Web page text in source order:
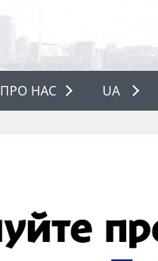
ПРО НАС
ПРО НАС
UA